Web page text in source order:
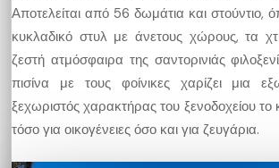
Αποτελείται από 56 δωμάτια και στούντιο,
κυκλαδικό στυλ με άνετους χώρους, τα
ζεστή ατμόσφαιρα της σαντορινιάς
πισίνα με τους φοίνικες χαρίζει μια
ξεχωριστός χαρακτήρας του ξενοδοχείου το
τόσο για οικογένειες όσο και για ζευγάρια.